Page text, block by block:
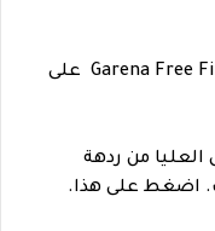
أولاً ، افتح لعبة فري فاير Garena Free Fire على
العليا من ردهة
اضغط على هذا.